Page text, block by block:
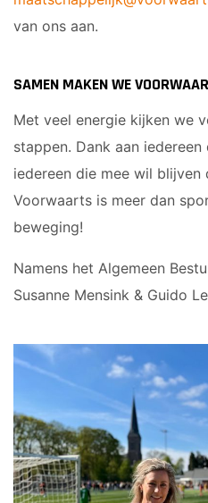
van ons aan.
SAMEN MAKEN WE
Met veel energie kijken we
stappen. Dank aan
iedereen die mee wil blijven
Voorwaarts is meer dan
beweging!
Namens het Algemeen
Susanne Mensink & Guido